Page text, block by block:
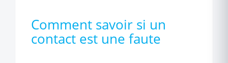
Comment savoir si un
contact est une faute